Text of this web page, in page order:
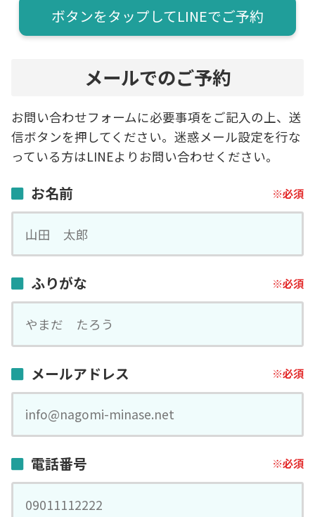
ボタンをタップしてLINEでご予約
メールでのご予約
お問い合わせフォームに必要事項をご記入の上、送
信ボタンを押してください。迷惑メール設定を行な
っている方はLINEよりお問い合わせください。
お名前
ふりがな
メールアドレス
電話番号